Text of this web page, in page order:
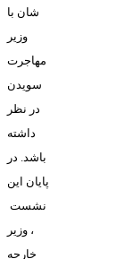
شان با
وزير
مهاجرت
سويدن
در نظر
داشته
باشد. در
پايان اين
نشست
، وزير
خارجه